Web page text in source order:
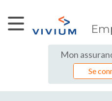
Mon
Se